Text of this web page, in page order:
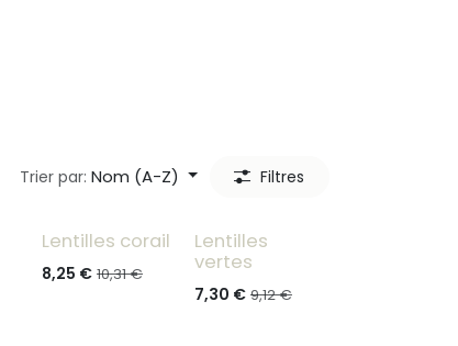
Trier par: Nom (A-Z) Filtres
Lentilles corail
8,25 € 10,31€
Lentilles
vertes
7,30 € 9,12€